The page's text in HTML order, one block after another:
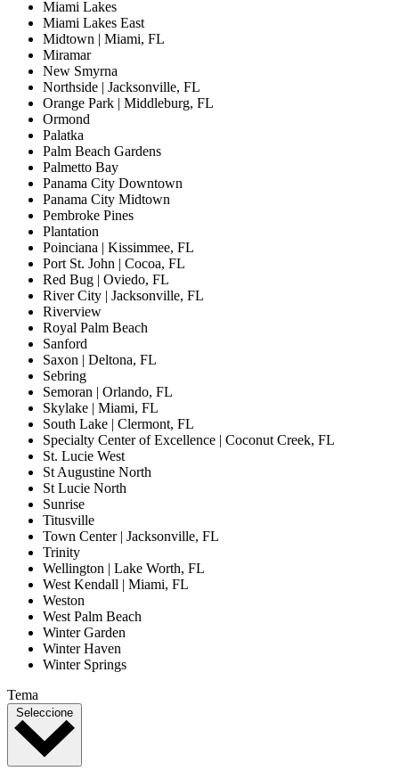
Miami Lakes
Miami Lakes East
Midtown | Miami, FL
Miramar
New Smyrna
Northside | Jacksonville, FL
Orange Park | Middleburg, FL
Ormond
Palatka
Palm Beach Gardens
Palmetto Bay
Panama City Downtown
Panama City Midtown
Pembroke Pines
Plantation
Poinciana | Kissimmee, FL
Port St. John | Cocoa, FL
Red Bug | Oviedo, FL
River City | Jacksonville, FL
Riverview
Royal Palm Beach
Sanford
Saxon | Deltona, FL
Sebring
Semoran | Orlando, FL
Skylake | Miami, FL
South Lake | Clermont, FL
Specialty Center of Excellence | Coconut Creek, FL
St. Lucie West
St Augustine North
St Lucie North
Sunrise
Titusville
Town Center | Jacksonville, FL
Trinity
Wellington | Lake Worth, FL
West Kendall | Miami, FL
Weston
West Palm Beach
Winter Garden
Winter Haven
Winter Springs
Tema
Seleccione